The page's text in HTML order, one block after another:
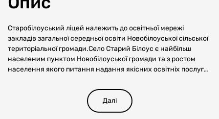
Старобілоуський ліцей належить до освітньої мережі
закладів загальної середньої освіти Новобілоуської сільської
територіальної громади.Село Старий Білоус є найбільш
населеним пунктом Новобілоуської громади та з ростом
населення якого питання надання якісних освітніх послуг
ради. Старобілоуський ліцей - єдиний заклад загальної
середньої освіти у с. Старий Білоус, відсутність достатньої
кількості учнівських місць це нагальна потреба. За
Далі